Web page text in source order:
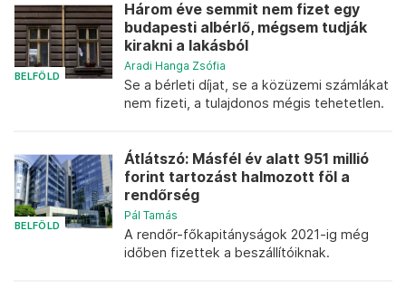
BELFÖLD
Három éve semmit nem fizet egy
budapesti albérlő, mégsem tudják
kirakni a lakásból
Aradi Hanga Zsófia
Se a bérleti díjat, se a közüzemi számlákat
nem fizeti, a tulajdonos mégis tehetetlen.
BELFÖLD
Átlátszó: Másfél év alatt 951 millió
forint tartozást halmozott föl a
rendőrség
Pál Tamás
A rendőr-főkapitányságok 2021-ig még
időben fizettek a beszállítóiknak.